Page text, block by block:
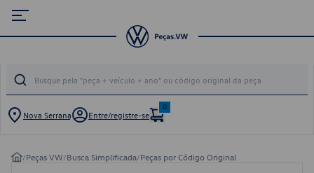
Nova Serrana Entre/registre-se
0
/Peças VW/Busca Simplificada/Peças por Código Original